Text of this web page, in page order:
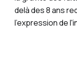
delà des 8 ans
l'expression de